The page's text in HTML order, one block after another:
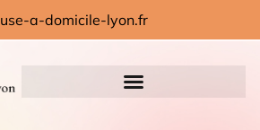
a-domicile-lyon.fr